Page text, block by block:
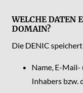
WELCHE DATEN
DOMAIN?
Die DENIC
Name, E-
Inhabers bzw.